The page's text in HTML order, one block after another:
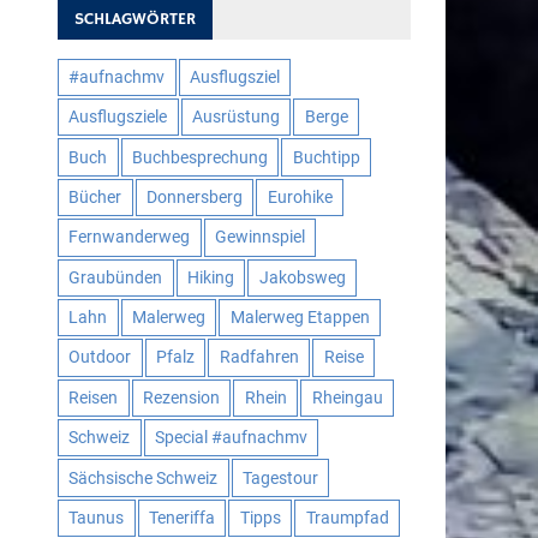
SCHLAGWÖRTER
#aufnachmv Ausflugsziel
Ausflugsziele Ausrüstung Berge
Buch Buchbesprechung Buchtipp
Bücher Donnersberg Eurohike
Fernwanderweg Gewinnspiel
Graubünden Hiking Jakobsweg
Lahn Malerweg Malerweg Etappen
Outdoor Pfalz Radfahren Reise
Reisen Rezension Rhein Rheingau
Schweiz Special #aufnachmv
Sächsische Schweiz Tagestour
Taunus Teneriffa Tipps Traumpfad